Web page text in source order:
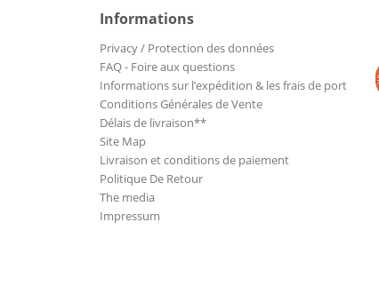
Informations
Privacy / Protection des données
FAQ - Foire aux questions
Informations sur l’expédition & les frais de port
Conditions Générales de Vente
Délais de livraison**
Site Map
Livraison et conditions de paiement
Politique De Retour
The media
Impressum